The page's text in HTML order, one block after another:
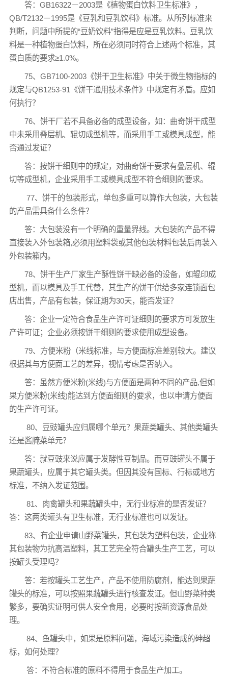
答：GB16322－2003是《植物蛋白饮料卫生标准》，
QB/T2132－1995是《豆乳和豆乳饮料》标准。从所列标准来
判断，问题中所提的“豆奶饮料”指得是应是豆乳饮料。豆乳饮
料是一种植物蛋白饮料，所在必须同时符合上述两个标准，其
蛋白质的要求≥1.0%。
75、GB7100-2003《饼干卫生标准》中关于微生物指标的
规定与QB1253-91《饼干通用技术条件》中规定有矛盾。应如
何执行？
76、饼干厂若不具备必备的成型设备，如：曲奇饼干成型
中未采用叠层机、辊切成型机等，而采用手工或模具成型，能
否通过发证？
答：按饼干细则中的规定，对曲奇饼干要求有叠层机、辊
切等成型机，企业采用手工或模具成型不符合细则的要求。
77、饼干的包装形式，单包多重可以算作大包装，大包装
的产品需具备什么条件？
答：大包装没有一个明确的重量界线。大包装的产品不得
直接装入外包装箱,必须用塑料袋或其他包装材料包装后再装入
外包装箱内。
78、饼干生产厂家生产酥性饼干缺必备的设备，如辊印成
型机，而以模具及手工代替，其生产的饼干供给多家连锁面包
店出售，产品有包装，保证期为30天，能否发证？
答：企业一定符合食品生产许可证细则的要求方可发放生
产许可证；企业必须按饼干细则的要求使用成型设备。
79、方便米粉（米线标准，与方便面标准差别较大。建议
根据其与方便面工艺的差异，视情考虑是否纳入。
答：虽然方便米粉(米线)与方便面是两种不同的产品,但如
果方便米粉(米线)能达到方便面细则的要求，也以申请方便面
的生产许可证。
80、豆豉罐头应归属哪个单元？果蔬类罐头、其他类罐头
还是酱腌菜单元？
答：就豆豉来说应属于发酵性豆制品。而豆豉罐头不属于
果蔬罐头，应属于其它罐头类。但因其没有国标、行标或地方
标准，不纳入发证范围。
81、肉禽罐头和果蔬罐头中，无行业标准的是否发证？
答：这两类罐头有卫生标准，无行业标准也可以发证。
83、有企业申请山野菜罐头，其包装为塑料包装，企业称
其包装物为抗高温塑料，其工艺完全符合罐头生产工艺，可以
按罐头受理吗？
答：若按罐头工艺生产，产品不使用防腐剂，能达到果蔬
罐头的标准，可以按照果蔬罐头进行核查发证。但山野菜种类
繁多，要确实证明可供人安全食用，必要时按新资源食品处
理。
84、鱼罐头中，如果是原料问题，海域污染造成的砷超
标，如何处理？
答：不符合标准的原料不得用于食品生产加工。